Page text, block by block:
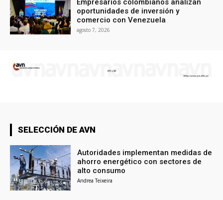
oportunidades de inversión y
comercio con Venezuela
agosto 7, 2026
SELECCIÓN DE AVN
Autoridades implementan medidas de
ahorro energético con sectores de
alto consumo
Andrea Teixeira